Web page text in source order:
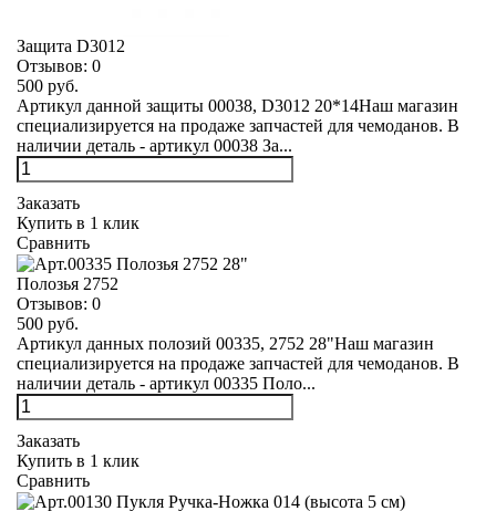
Защита D3012
Отзывов: 0
500 руб.
Артикул данной защиты 00038, D3012 20*14Наш магазин
специализируется на продаже запчастей для чемоданов. В
наличии деталь - артикул 00038 За...
Заказать
Купить в 1 клик
Сравнить
Полозья 2752
Отзывов: 0
500 руб.
Артикул данных полозий 00335, 2752 28"Наш магазин
специализируется на продаже запчастей для чемоданов. В
наличии деталь - артикул 00335 Поло...
Заказать
Купить в 1 клик
Сравнить